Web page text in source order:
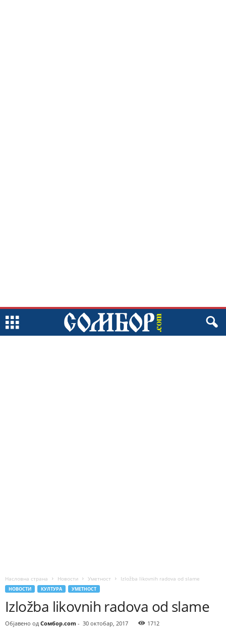
Насловна страна Новости Уметност Izložba likovnih radova od slame
НОВОСТИ КУЛТУРА УМЕТНОСТ
Izložba likovnih radova od slame
Објавено од Сомбор.com - 30 октобар, 2017 1712